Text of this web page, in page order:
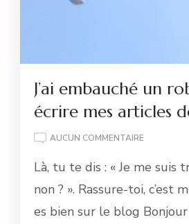
J’ai embauché un
écrire mes articles
AUCUN COMMENTAIREJ’AI
UN
POUR
ÉCRIRE
Là, tu te dis : « Je me suis
non ? ». Rassure-toi, c’est
es bien sur le blog